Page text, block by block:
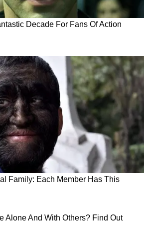
News
হাঁটালেন না সাংসদরা
করে বিরোধী বেঞ্চে বসেছেন
সেই ঝুঁকিপূর্ণ পথে
মহলের ধারনা ,
ঝুঁকিপূর্ণ পথে না হেঁটে দল বদল
তৃণমূলের সাংসদরা। আর সেই
দলে যোগ দিলেন তাঁরা।